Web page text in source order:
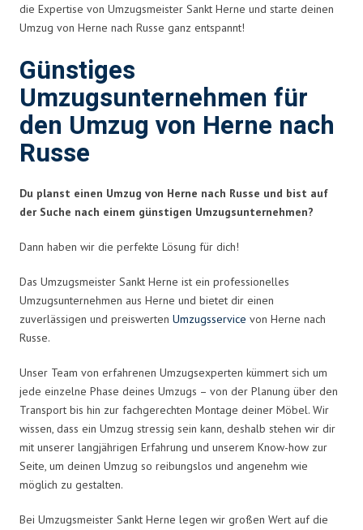
die Expertise von Umzugsmeister Sankt Herne und starte deinen
Umzug von Herne nach Russe ganz entspannt!
Günstiges
Umzugsunternehmen für
den Umzug von Herne nach
Russe
Du planst einen Umzug von Herne nach Russe und bist auf
der Suche nach einem günstigen Umzugsunternehmen?
Dann haben wir die perfekte Lösung für dich!
Das Umzugsmeister Sankt Herne ist ein professionelles
Umzugsunternehmen aus Herne und bietet dir einen
zuverlässigen und preiswerten Umzugsservice von Herne nach
Russe.
Unser Team von erfahrenen Umzugsexperten kümmert sich um
jede einzelne Phase deines Umzugs – von der Planung über den
Transport bis hin zur fachgerechten Montage deiner Möbel. Wir
wissen, dass ein Umzug stressig sein kann, deshalb stehen wir dir
mit unserer langjährigen Erfahrung und unserem Know-how zur
Seite, um deinen Umzug so reibungslos und angenehm wie
möglich zu gestalten.
Bei Umzugsmeister Sankt Herne legen wir großen Wert auf die